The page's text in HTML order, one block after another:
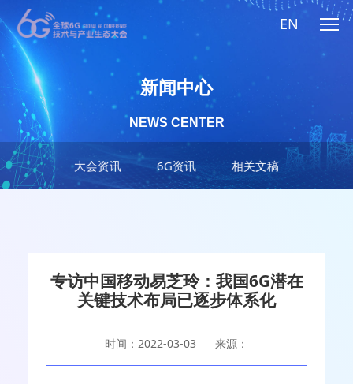
EN
大会资讯 6G资讯 相关文稿
新闻中心
NEWS CENTER
专访中国移动易芝玲：我国6G潜在
关键技术布局已逐步体系化
时间：2022-03-03 来源：